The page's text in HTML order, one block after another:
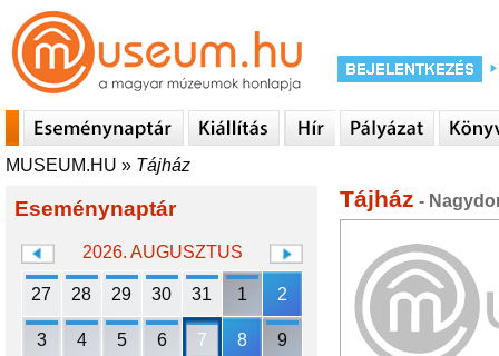
MUSEUM.HU » Tájház
Eseménynaptár
2026. AUGUSZTUS
27 28 29 30 31 1 2
3 4 5 6 7 8 9
Tájház -